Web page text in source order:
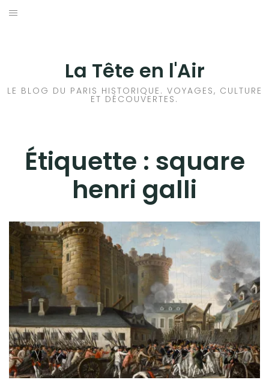
Aller
La Tête en l'Air
LE BLOG DU PARIS HISTORIQUE. VOYAGES, CULTURE
ET DÉCOUVERTES.
Étiquette : square
henri galli
HISTOIRES EN ILE DE FRANCE
VOYAGES À L’ÉTRANGER